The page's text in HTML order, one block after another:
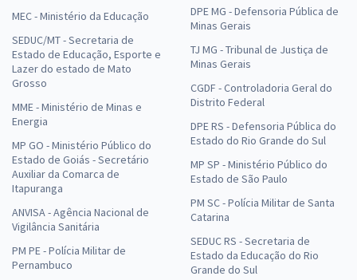
MEC - Ministério da Educação
SEDUC/MT - Secretaria de
Estado de Educação, Esporte e
Lazer do estado de Mato
Grosso
MME - Ministério de Minas e
Energia
MP GO - Ministério Público do
Estado de Goiás - Secretário
Auxiliar da Comarca de
Itapuranga
ANVISA - Agência Nacional de
Vigilância Sanitária
PM PE - Polícia Militar de
Pernambuco
DPE MG - Defensoria Pública de
Minas Gerais
TJ MG - Tribunal de Justiça de
Minas Gerais
CGDF - Controladoria Geral do
Distrito Federal
DPE RS - Defensoria Pública do
Estado do Rio Grande do Sul
MP SP - Ministério Público do
Estado de São Paulo
PM SC - Polícia Militar de Santa
Catarina
SEDUC RS - Secretaria de
Estado da Educação do Rio
Grande do Sul